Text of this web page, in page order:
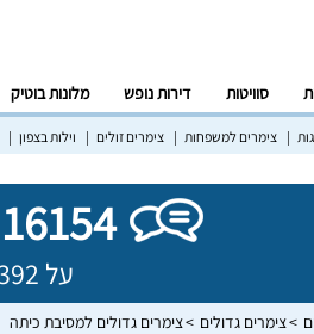
סוויטות דירות נופש מלונות בוטיק
צימרים למשפחות צימרים זולים וילות בצפון
16154 חוות דעת מאומתות!
על 392 מקומות אירוח שונים בישראל
צימרים גדולים צימרים גדולים למסיבת כיתה